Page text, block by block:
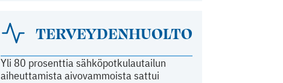
TERVEYDENHUOLTO
Yli 80 prosenttia sähköpotkulautailun
aiheuttamista aivovammoista sattui